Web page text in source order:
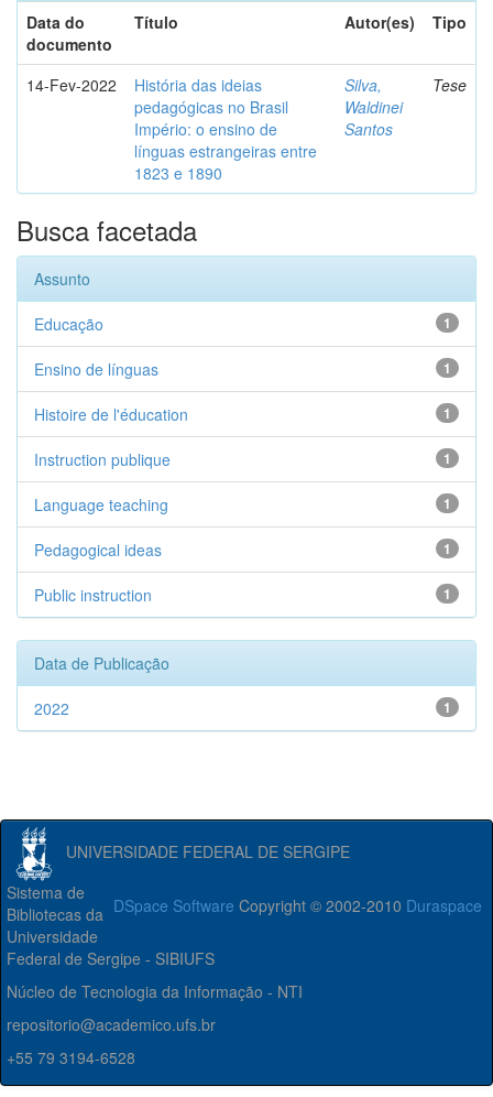
Data do
documento
Título Autor(es) Tipo
14-Fev-2022
História das ideias
pedagógicas no Brasil
Império: o ensino de
línguas estrangeiras entre
1823 e 1890
Silva,
Waldinei
Santos
Tese
Busca facetada
Assunto
1
Educação
1
Ensino de línguas
1
Histoire de l'éducation
1
Instruction publique
1
Language teaching
1
Pedagogical ideas
1
Public instruction
Data de Publicação
1
2022
UNIVERSIDADE FEDERAL DE SERGIPE
DSpace Software Copyright © 2002-2010 Duraspace
Sistema de
Bibliotecas da
Universidade
Federal de Sergipe - SIBIUFS
Núcleo de Tecnologia da Informação - NTI
repositorio@academico.ufs.br
+55 79 3194-6528